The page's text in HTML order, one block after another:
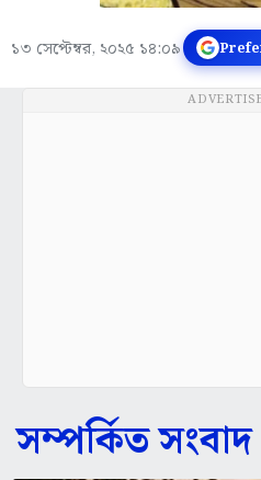
১৩ সেপ্টেম্বর, ২০২৫ ১৪:০৯
সম্পর্কিত সংবাদ